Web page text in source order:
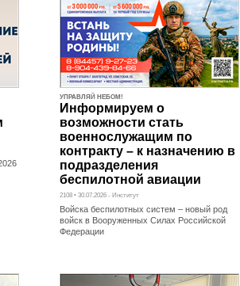
УПРАВЛЯЙ НЕБОМ!
Информируем о
возможности стать
военнослужащим по
контракту – к назначению в
подразделения
беспилотной авиации
2108 • 30.07.2026 - Институт
Войска беспилотных систем – новый род
войск в Вооруженных Силах Российской
Федерации